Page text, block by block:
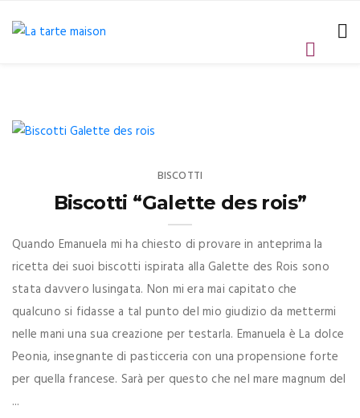
BISCOTTI
Biscotti “Galette des rois”
Quando Emanuela mi ha chiesto di provare in anteprima la
ricetta dei suoi biscotti ispirata alla Galette des Rois sono
stata davvero lusingata. Non mi era mai capitato che
qualcuno si fidasse a tal punto del mio giudizio da mettermi
nelle mani una sua creazione per testarla. Emanuela è La dolce
Peonia, insegnante di pasticceria con una propensione forte
per quella francese. Sarà per questo che nel mare magnum del
...